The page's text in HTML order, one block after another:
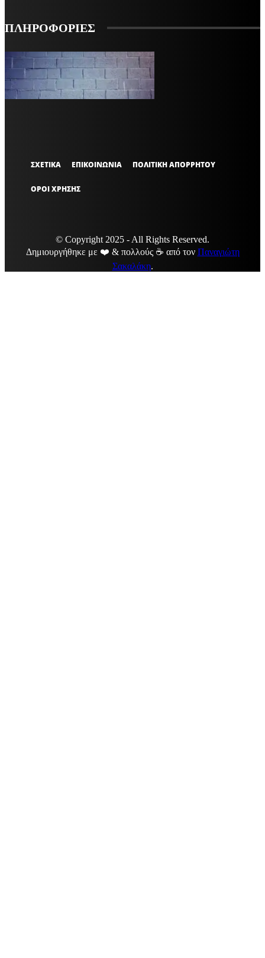
ΠΛΗΡΟΦΟΡΙΕΣ
VARiEMAi
OFFICIAL
ΣΧΕΤΙΚΑ ΕΠΙΚΟΙΝΩΝΙΑ ΠΟΛΙΤΙΚΗ ΑΠΟΡΡΗΤΟΥ
ΟΡΟΙ ΧΡΗΣΗΣ
© Copyright 2025 - All Rights Reserved.
Δημιουργήθηκε με ❤️ & πολλούς ☕ από τον Παναγιώτη
Σακαλάκη.